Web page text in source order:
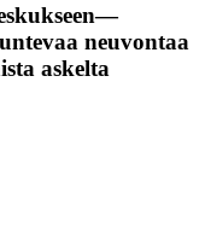
neuvontaa
askelta